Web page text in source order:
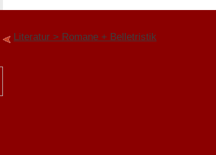
Literatur > Romane + Belletristik